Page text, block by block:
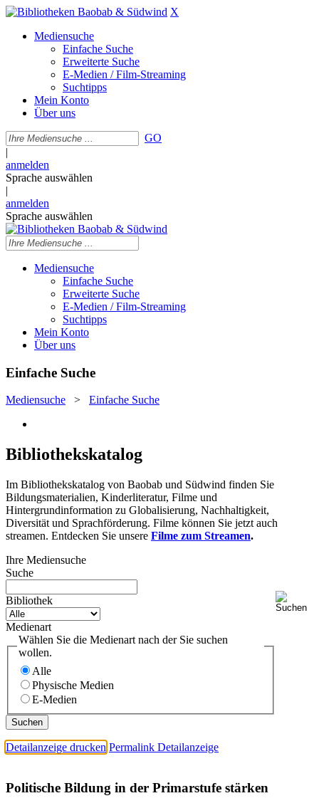
X
Mediensuche
Einfache Suche
Erweiterte Suche
E-Medien / Film-Streaming
Suchtipps
Mein Konto
Über uns
GO
|
anmelden
Sprache auswählen
|
anmelden
Sprache auswählen
Mediensuche
Einfache Suche
Erweiterte Suche
E-Medien / Film-Streaming
Suchtipps
Mein Konto
Über uns
Einfache Suche
Mediensuche > Einfache Suche
Bibliothekskatalog
Im Bibliothekskatalog von Baobab und Südwind finden Sie
Bildungsmaterialien, Kinderliteratur, Filme und
Hintergrundinformation zu Globalisierung, Nachhaltigkeit,
Diversität und Sprachförderung. Filme können Sie jetzt auch
streamen. Entdecken Sie unsere Filme zum Streamen.
Ihre Mediensuche
Suche
Bibliothek
Medienart
Wählen Sie die Medienart nach der Sie suchen
wollen.
Alle
Physische Medien
E-Medien
Detailanzeige drucken Permalink Detailanzeige
Politische Bildung in der Primarstufe stärken